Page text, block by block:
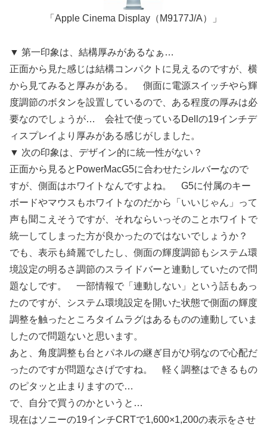
「Apple Cinema Display（M9177J/A）」
▼ 第一印象は、結構厚みがあるなぁ…
正面から見た感じは結構コンパクトに見えるのですが、横
から見てみると厚みがある。 側面に電源スイッチやら輝
度調節のボタンを設置しているので、ある程度の厚みは必
要なのでしょうが… 会社で使っているDellの19インチデ
ィスプレイより厚みがある感じがしました。
▼ 次の印象は、デザイン的に統一性がない？
正面から見るとPowerMacG5に合わせたシルバーなので
すが、側面はホワイトなんですよね。 G5に付属のキー
ボードやマウスもホワイトなのだから「いいじゃん」って
声も聞こえそうですが、それならいっそのことホワイトで
統一してしまった方が良かったのではないでしょうか？
でも、表示も綺麗でしたし、側面の輝度調節もシステム環
境設定の明るさ調節のスライドバーと連動していたので問
題なしです。 一部情報で「連動しない」という話もあっ
たのですが、システム環境設定を開いた状態で側面の輝度
調整を触ったところタイムラグはあるものの連動していま
したので問題ないと思います。
あと、角度調整も台とパネルの継ぎ目がひ弱なので心配だ
ったのですが問題なさげですね。 軽く調整はできるもの
のピタッと止まりますので…
で、自分で買うのかというと…
現在はソニーの19インチCRTで1,600×1,200の表示をさせ